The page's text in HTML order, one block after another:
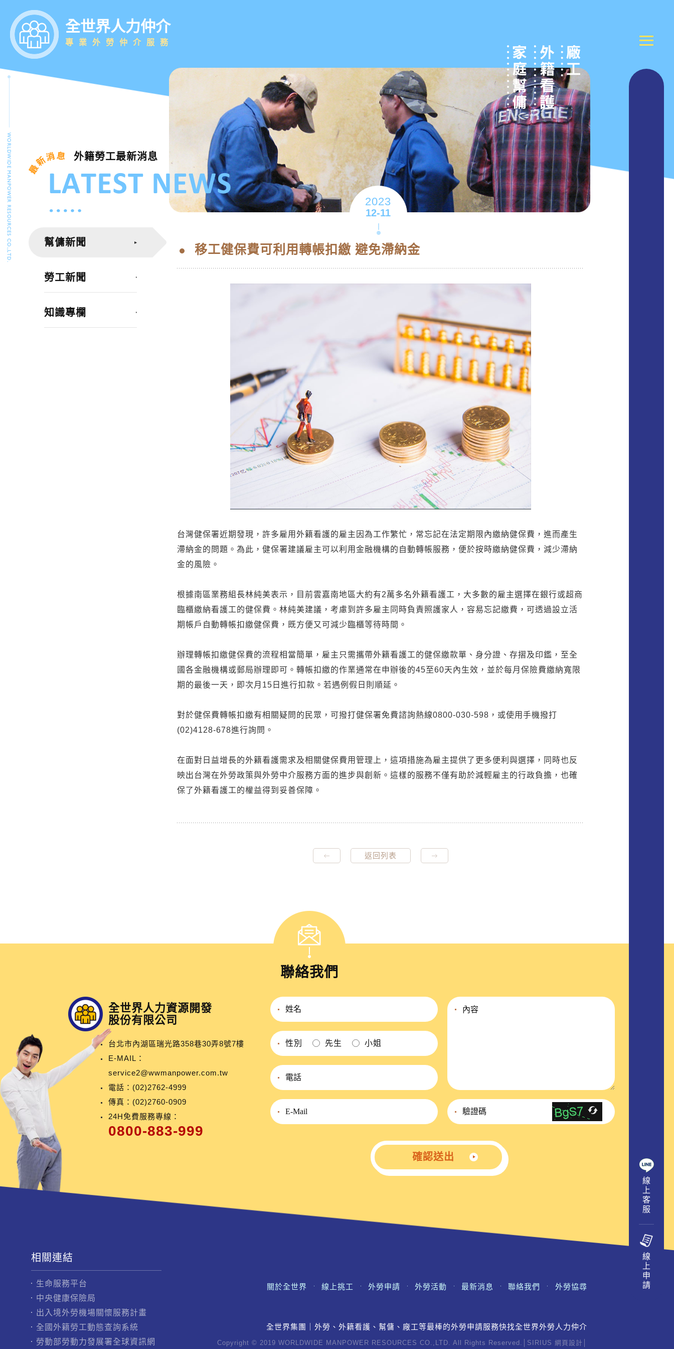
關於全世界
線上挑工
外勞申請
外勞活動
線
上
客
服
線
上
申
請
全世界人力仲介
專業外勞仲介服務
外籍勞工最新消息
幫傭新聞
勞工新聞
知識專欄
2023
12-11
移工健保費可利用轉帳扣繳 避免滯納金
台灣健保署近期發現，許多雇用外籍看護的雇主因為工作繁忙，常忘記在法定期限內繳納健保費，進而產生
滯納金的問題。為此，健保署建議雇主可以利用金融機構的自動轉帳服務，便於按時繳納健保費，減少滯納
金的風險。
根據南區業務組長林純美表示，目前雲嘉南地區大約有2萬多名外籍看護工，大多數的雇主選擇在銀行或超商
臨櫃繳納看護工的健保費。林純美建議，考慮到許多雇主同時負責照護家人，容易忘記繳費，可透過設立活
期帳戶自動轉帳扣繳健保費，既方便又可減少臨櫃等待時間。
辦理轉帳扣繳健保費的流程相當簡單，雇主只需攜帶外籍看護工的健保繳款單、身分證、存摺及印鑑，至全
國各金融機構或郵局辦理即可。轉帳扣繳的作業通常在申辦後的45至60天內生效，並於每月保險費繳納寬限
期的最後一天，即次月15日進行扣款。若遇例假日則順延。
對於健保費轉帳扣繳有相關疑問的民眾，可撥打健保署免費諮詢熱線0800-030-598，或使用手機撥打
(02)4128-678進行詢問。
在面對日益增長的外籍看護需求及相關健保費用管理上，這項措施為雇主提供了更多便利與選擇，同時也反
映出台灣在外勞政策與外勞中介服務方面的進步與創新。這樣的服務不僅有助於減輕雇主的行政負擔，也確
保了外籍看護工的權益得到妥善保障。
返回列表
聯絡我們
全世界人力資源開發
股份有限公司
台北市內湖區瑞光路358巷30弄8號7樓
E-MAIL：
service2@wwmanpower.com.tw
電話： (02)2762-4999
傳真：(02)2760-0909
24H免費服務專線：
0800-883-999
性別 先生 小姐
確認送出
相關連結
生命服務平台
中央健康保險局
出入境外勞機場關懷服務計畫
全國外籍勞工動態查詢系統
勞動部勞動力發展署全球資訊網
關於全世界 線上挑工 外勞申請 外勞活動 最新消息 聯絡我們 外勞協尋
全世界集團｜外勞、外籍看護、幫傭、廠工等最棒的外勞申請服務快找全世界外勞人力仲介
Copyright © 2019 WORLDWIDE MANPOWER RESOURCES CO.,LTD. All Rights Reserved.│ SIRIUS 網頁設計